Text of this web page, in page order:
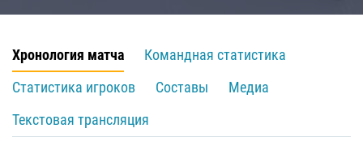
Хронология матча
Командная статистика
Статистика игроков
Составы
Медиа
Текстовая трансляция